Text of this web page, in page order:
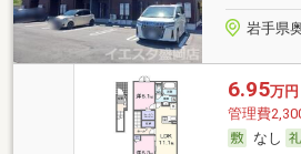
岩手県
6.95万円
管理費
なし